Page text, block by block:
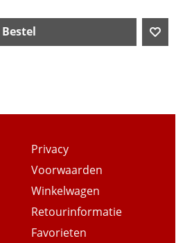
Bestel
Privacy
Voorwaarden
Winkelwagen
Retourinformatie
Favorieten